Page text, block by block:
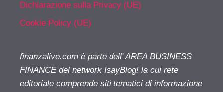
Dichiarazione sulla Privacy (UE)
Cookie Policy (UE)
finanzalive.com è parte dell' AREA BUSINESS
FINANCE del network IsayBlog! la cui rete
editoriale comprende siti tematici di informazione